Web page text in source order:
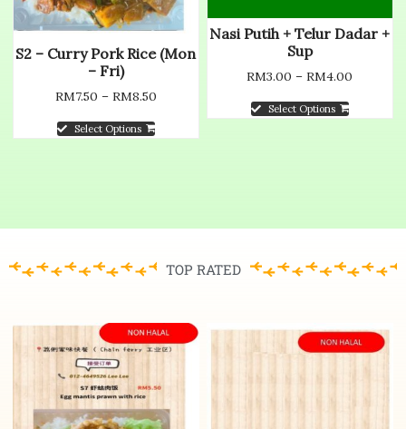
Nasi Putih + Telur Dadar +
Sup
RM3.00 – RM4.00
Select Options
S2 – Curry Pork Rice (Mon
– Fri)
RM7.50 – RM8.50
Select Options
TOP RATED